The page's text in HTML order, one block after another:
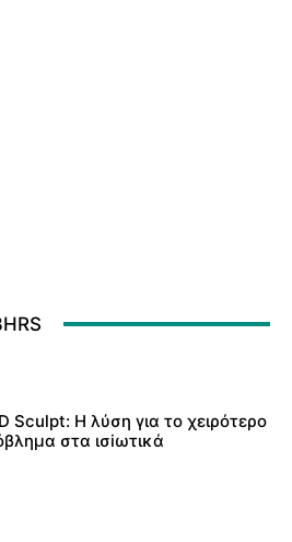
Sculpt: Η λύση για το χειρότερο
στα ισiωτικά